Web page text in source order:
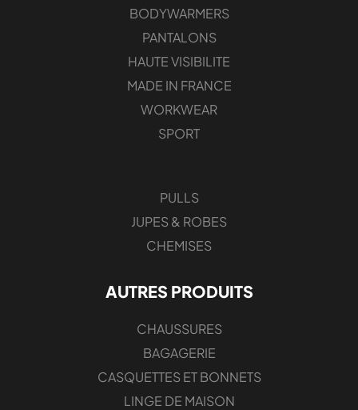
BODYWARMERS
PANTALONS
HAUTE VISIBILITE
MADE IN FRANCE
WORKWEAR
SPORT
PULLS
JUPES & ROBES
CHEMISES
AUTRES PRODUITS
CHAUSSURES
BAGAGERIE
CASQUETTES ET BONNETS
LINGE DE MAISON